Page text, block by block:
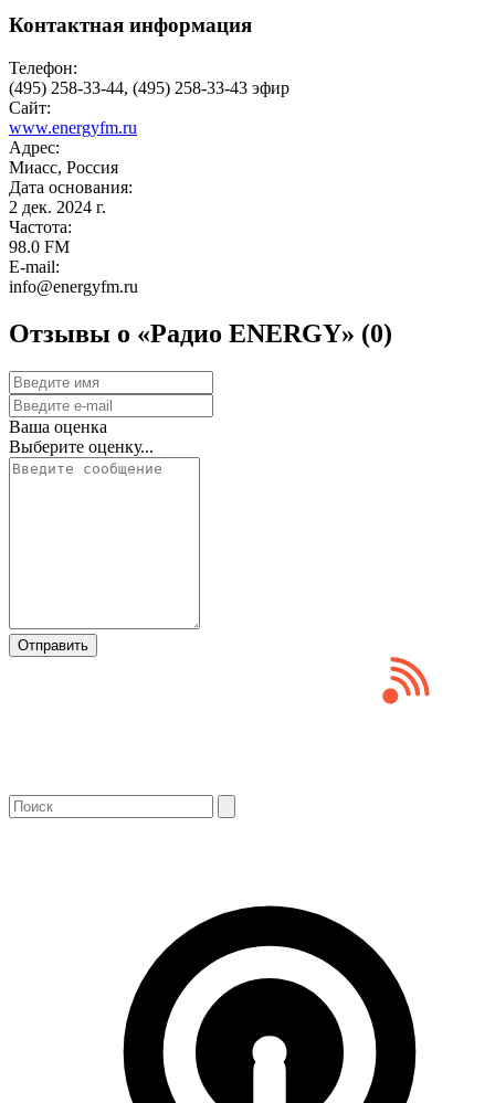
Контактная информация
Телефон:
(495) 258-33-44, (495) 258-33-43 эфир
Сайт:
www.energyfm.ru
Адрес:
Миасс, Россия
Дата основания:
2 дек. 2024 г.
Частота:
98.0 FM
E-mail:
info@energyfm.ru
Отзывы о «Радио ENERGY» (0)
Ваша оценка
Выберите оценку...
Отправить